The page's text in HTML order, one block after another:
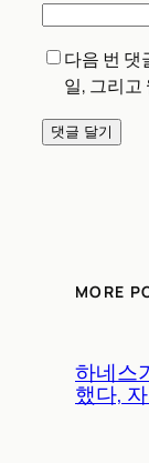
다음 번 댓
일, 그리고
MORE
하네스
했다,